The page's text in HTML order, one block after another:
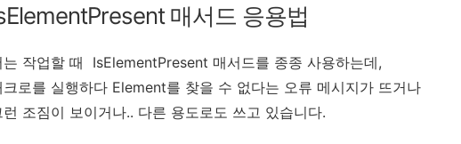
매서드 응용법
는 작업할 때 IsElementPresent 매서드를 종종 사용하는데,
크로를 실행하다 Element를 찾을 수 없다는 오류 메시지가 뜨거나
런 조짐이 보이거나.. 다른 용도로도 쓰고 있습니다.